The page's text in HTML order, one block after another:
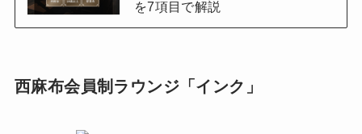
を7項目で解説
西麻布会員制ラウンジ「インク」